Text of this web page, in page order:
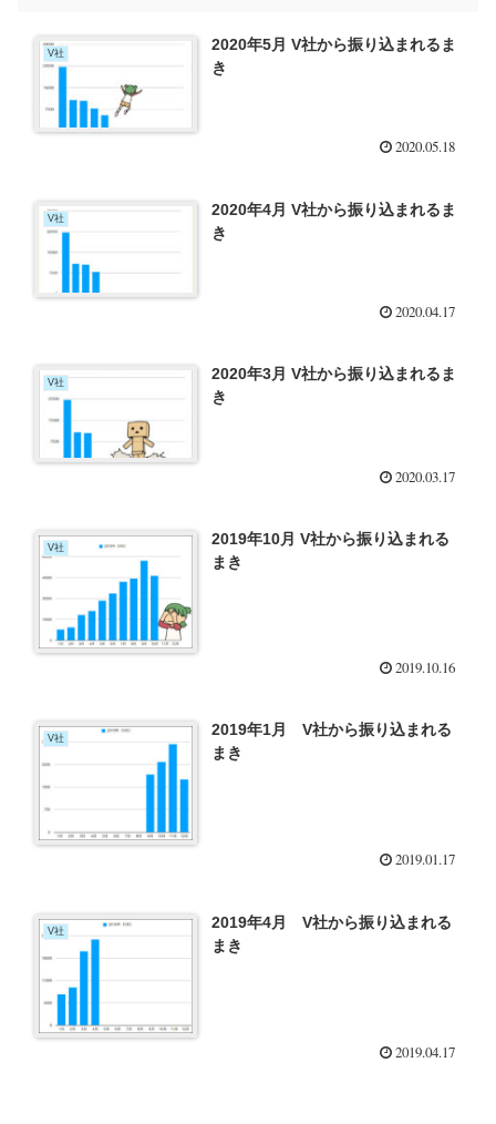
V社
2020年5月 V社から振り込まれるま
き
2020.05.18
V社
2020年4月 V社から振り込まれるま
き
2020.04.17
V社
2020年3月 V社から振り込まれるま
き
2020.03.17
V社
2019年10月 V社から振り込まれる
まき
2019.10.16
V社
2019年1月 V社から振り込まれる
まき
2019.01.17
V社
2019年4月 V社から振り込まれる
まき
2019.04.17